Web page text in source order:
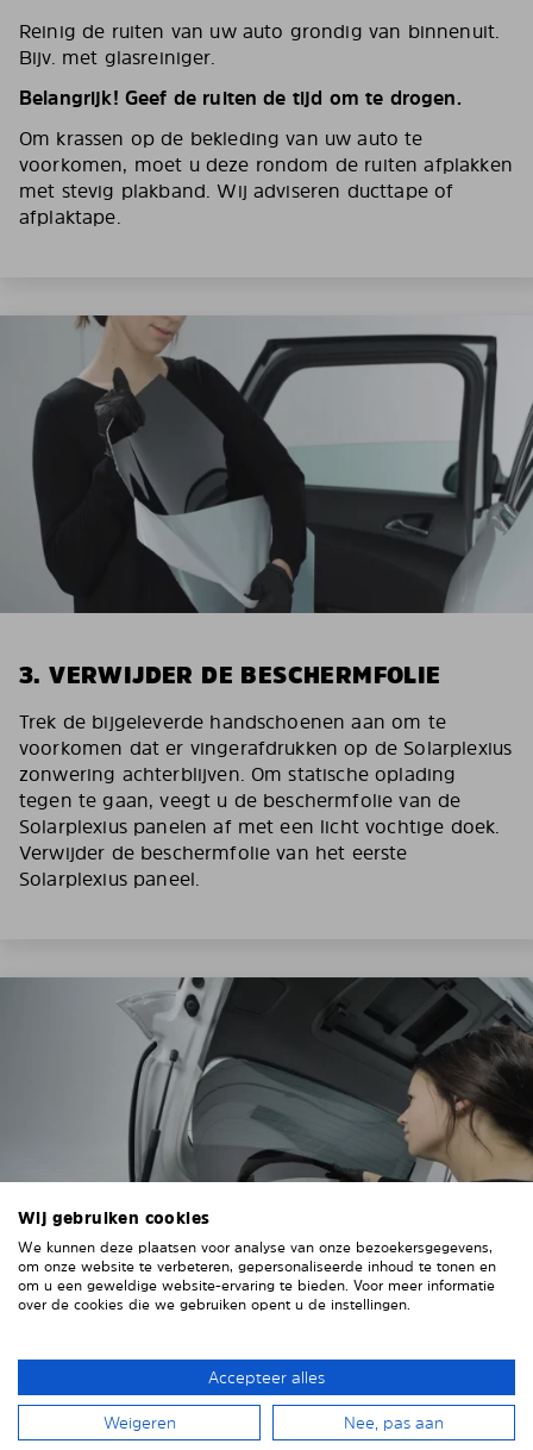
Reinig de ruiten van uw auto grondig van binnenuit.
Bijv. met glasreiniger.
Belangrijk! Geef de ruiten de tijd om te drogen.
Om krassen op de bekleding van uw auto te
voorkomen, moet u deze rondom de ruiten afplakken
met stevig plakband. Wij adviseren ducttape of
afplaktape.
3. VERWIJDER DE BESCHERMFOLIE
Trek de bijgeleverde handschoenen aan om te
voorkomen dat er vingerafdrukken op de Solarplexius
zonwering achterblijven. Om statische oplading
tegen te gaan, veegt u de beschermfolie van de
Solarplexius panelen af met een licht vochtige doek.
Verwijder de beschermfolie van het eerste
Solarplexius paneel.
Plaats het Solarplexius paneel van binnenuit voor de
ruiten van uw voertuig.Steek hiervoor de ruiten
achter de voertuigbekleding.
Wij gebruiken cookies
We kunnen deze plaatsen voor analyse van onze bezoekersgegevens,
om onze website te verbeteren, gepersonaliseerde inhoud te tonen en
om u een geweldige website-ervaring te bieden. Voor meer informatie
over de cookies die we gebruiken opent u de instellingen.
Accepteer alles
Weigeren Nee, pas aan